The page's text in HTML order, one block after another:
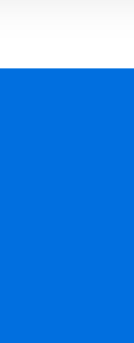
y de 2:00 p. m.